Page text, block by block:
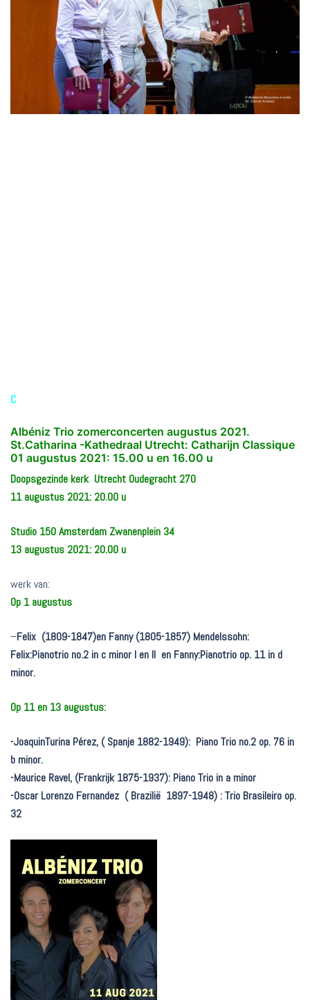
C
Albéniz Trio zomerconcerten augustus 2021.
St.Catharina -Kathedraal Utrecht: Catharijn Classique
01 augustus 2021: 15.00 u en 16.00 u
Doopsgezinde kerk Utrecht Oudegracht 270
11 augustus 2021: 20.00 u
Studio 150 Amsterdam Zwanenplein 34
13 augustus 2021: 20.00 u
werk van:
Op 1 augustus
–Felix (1809-1847)en Fanny (1805-1857) Mendelssohn:
Felix:Pianotrio no.2 in c minor I en II en Fanny:Pianotrio op. 11 in d
minor.
Op 11 en 13 augustus:
-JoaquinTurina Pérez, ( Spanje 1882-1949): Piano Trio no.2 op. 76 in
b minor.
-Maurice Ravel, (Frankrijk 1875-1937): Piano Trio in a minor
-Oscar Lorenzo Fernandez ( Brazilië 1897-1948) : Trio Brasileiro op.
32